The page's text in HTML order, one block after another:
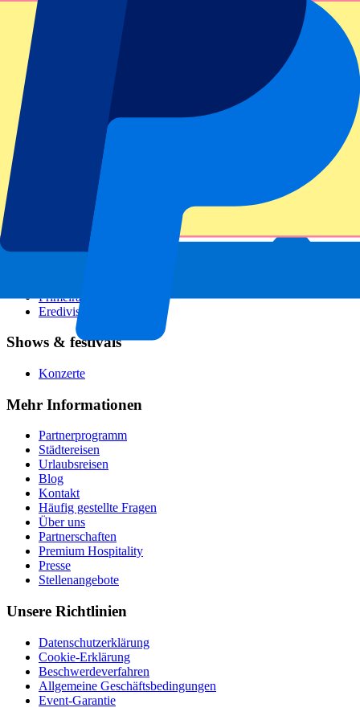
Alle Sportarten
Fußballligen
Champions League
Premier League
Serie A
Primeira Liga
Eredivisie
Shows & festivals
Konzerte
Mehr Informationen
Partnerprogramm
Städtereisen
Urlaubsreisen
Blog
Kontakt
Häufig gestellte Fragen
Über uns
Partnerschaften
Premium Hospitality
Presse
Stellenangebote
Unsere Richtlinien
Datenschutzerklärung
Cookie-Erklärung
Beschwerdeverfahren
Allgemeine Geschäftsbedingungen
Event-Garantie